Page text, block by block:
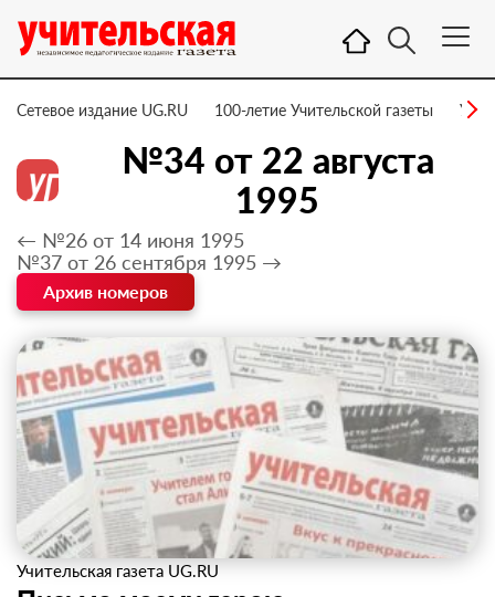
Сетевое издание UG.RU 100-летие Учительской газеты УГ –
№34 от 22 августа
1995
← №26 от 14 июня 1995
№37 от 26 сентября 1995 →
Архив номеров
Учительская газета UG.RU